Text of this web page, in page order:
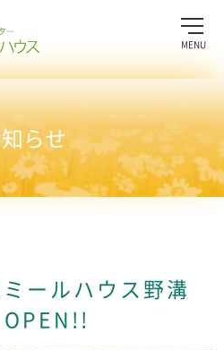
MENU
らせ
ールハウス野溝
OPEN!!